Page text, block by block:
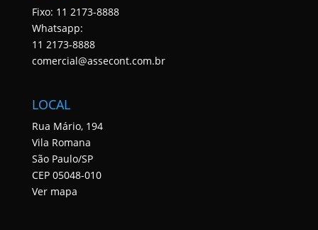
Fixo: 11 2173-8888
Whatsapp:
11 2173-8888
comercial@assecont.com.br
LOCAL
Rua Mário, 194
Vila Romana
São Paulo/SP
CEP 05048-010
Ver mapa